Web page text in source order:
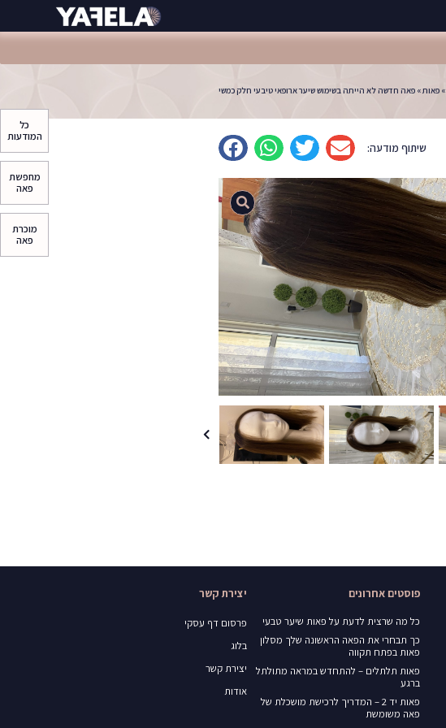
»פאות»פאה חדשה לא הייתה בשימוש שיער ארופאי טיבעי חלק כמשי
שיתוף מודעה:
פוסטים אחרונים
כל מה שרצית לדעת על פאות שיער טבעי
כך תבחרי את הפאה הראשונה שלך מסלון
פאות בפתח תקווה
פאות תלתלים – להתחדש במראה מתולתל
ברגע
פאות יד 2 – המדריך לרכישת מושכלת של
פאה משומשת
יצירת קשר
פרסום דף עסקי
בלוג
יצירת קשר
אודות
כל
המודעות
מחפשת
פאה
מוכרת
פאה